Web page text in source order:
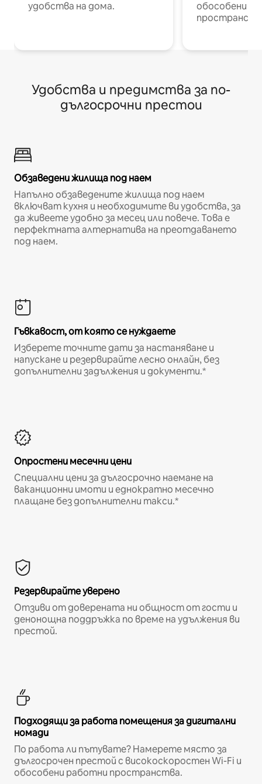
удобства на дома.
обособени
Удобства и предимства за по-
дългосрочни престои
Обзаведени жилища под наем
Напълно обзаведените жилища под наем
включват кухня и необходимите ви удобства, за
да живеете удобно за месец или повече. Това е
перфектната алтернатива на преотдаването
под наем.
Гъвкавост, от която се нуждаете
Изберете точните дати за настаняване и
напускане и резервирайте лесно онлайн, без
допълнителни задължения и документи.*
Опростени месечни цени
Специални цени за дългосрочно наемане на
ваканционни имоти и еднократно месечно
плащане без допълнителни такси.*
Резервирайте уверено
Отзиви от доверената ни общност от гости и
денонощна поддръжка по време на удължения ви
престой.
Подходящи за работа помещения за дигитални
номади
По работа ли пътувате? Намерете място за
дългосрочен престой с високоскоростен Wi-Fi и
обособени работни пространства.